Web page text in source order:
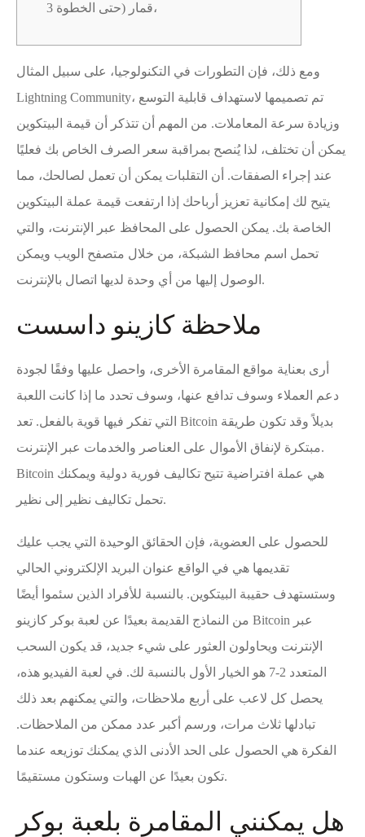
قمار (حتى الخطوة 3،
ومع ذلك، فإن التطورات في التكنولوجيا، على سبيل المثال
Lightning Community، تم تصميمها لاستهداف قابلية التوسع
وزيادة سرعة المعاملات. من المهم أن تتذكر أن قيمة البيتكوين
يمكن أن تختلف، لذا يُنصح بمراقبة سعر الصرف الخاص بك فعليًا
عند إجراء الصفقات. أن التقلبات يمكن أن تعمل لصالحك، مما
يتيح لك إمكانية تعزيز أرباحك إذا ارتفعت قيمة عملة البيتكوين
الخاصة بك. يمكن الحصول على المحافظ عبر الإنترنت، والتي
تحمل اسم محافظ الشبكة، من خلال متصفح الويب ويمكن
الوصول إليها من أي وحدة لديها اتصال بالإنترنت.
ملاحظة كازينو داسست
أرى بعناية مواقع المقامرة الأخرى، واحصل عليها وفقًا لجودة
دعم العملاء وسوف تدافع عنها، وسوف تحدد ما إذا كانت اللعبة
التي تفكر فيها قوية بالفعل. تعد Bitcoin بديلاً وقد تكون طريقة
مبتكرة لإنفاق الأموال على العناصر والخدمات عبر الإنترنت.
Bitcoin هي عملة افتراضية تتيح تكاليف فورية دولية ويمكنك
تحمل تكاليف نظير إلى نظير.
للحصول على العضوية، فإن الحقائق الوحيدة التي يجب عليك
تقديمها هي في الواقع عنوان البريد الإلكتروني الحالي
وستستهدف حقيبة البيتكوين. بالنسبة للأفراد الذين سئموا أيضًا
من النماذج القديمة بعيدًا عن لعبة بوكر كازينو Bitcoin عبر
الإنترنت ويحاولون العثور على شيء جديد، قد يكون السحب
المتعدد 2-7 هو الخيار الأول بالنسبة لك. في لعبة الفيديو هذه،
يحصل كل لاعب على أربع ملاحظات، والتي يمكنهم بعد ذلك
تبادلها ثلاث مرات، ورسم أكبر عدد ممكن من الملاحظات.
الفكرة هي الحصول على الحد الأدنى الذي يمكنك توزيعه عندما
تكون بعيدًا عن الهبات وستكون مستقيمًا.
هل يمكنني المقامرة بلعبة بوكر